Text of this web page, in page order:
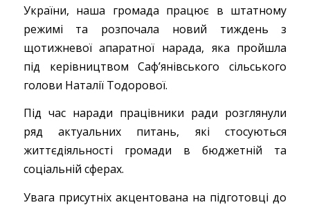
України, наша громада працює в штатному
режимі та розпочала новий тиждень з
щотижневої апаратної нарада, яка пройшла
під керівництвом Саф’янівського сільського
голови Наталії Тодорової.
Під час наради працівники ради розглянули
ряд актуальних питань, які стосуються
життєдіяльності громади в бюджетній та
соціальній сферах.
Увага присутніх акцентована на підготовці до